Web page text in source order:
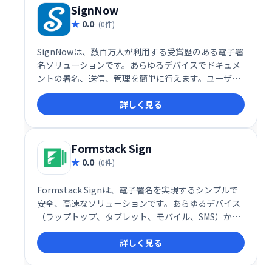
SignNow
0.0 (0件)
SignNowは、数百万人が利用する受賞歴のある電子署
名ソリューションです。あらゆるデバイスでドキュメ
ントの署名、送信、管理を簡単に行えます。ユーザー
評価では、セットアップの容易さやサポート体制が高
く評価されており、Apple App Storeで電子署名アプ
リナンバーワンを獲得しています。ビジネスの効率化
に貢献する、信頼性の高い電子署名サービスです。
詳しく見る
Formstack Sign
0.0 (0件)
Formstack Signは、電子署名を実現するシンプルで
安全、高速なソリューションです。あらゆるデバイス
（ラップトップ、タブレット、モバイル、SMS）から
簡単に文書に署名できます。数千もの企業に選ばれ、
専任のカスタマーアシスタンスも提供。スムーズな電
子署名ワークフローを実現します。
詳しく見る